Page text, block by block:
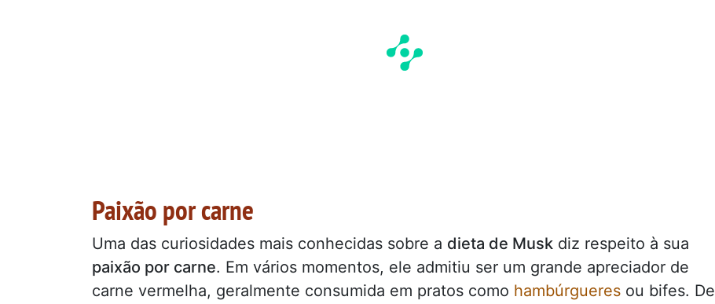
Paixão por carne
Uma das curiosidades mais conhecidas sobre a dieta de Musk diz respeito à sua
paixão por carne. Em vários momentos, ele admitiu ser um grande apreciador de
carne vermelha, geralmente consumida em pratos como hambúrgueres ou bifes. De